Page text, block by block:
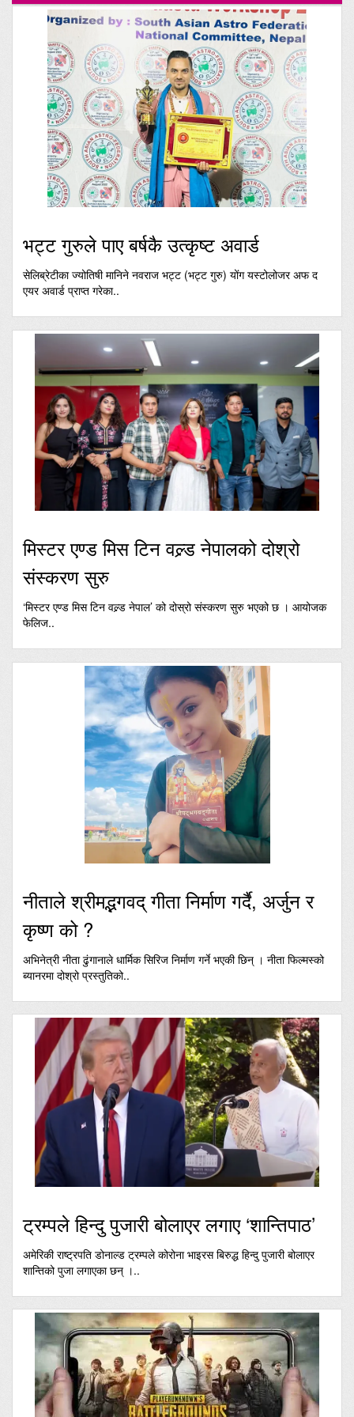
भट्ट गुरुले पाए बर्षकै उत्कृष्ट अवार्ड
सेलिब्रेटीका ज्योतिषी मानिने नवराज भट्ट (भट्ट गुरु) योंग यस्टोलोजर अफ द
एयर अवार्ड प्राप्त गरेका..
मिस्टर एण्ड मिस टिन वल्र्ड नेपालको दोश्रो
संस्करण सुरु
‘मिस्टर एण्ड मिस टिन वल्र्ड नेपाल’ को दोस्रो संस्करण सुरु भएको छ । आयोजक
फेलिज..
नीताले श्रीमद्भगवद् गीता निर्माण गर्दै, अर्जुन र
कृष्ण को ?
अभिनेत्री नीता ढुंगानाले धार्मिक सिरिज निर्माण गर्ने भएकी छिन् । नीता फिल्मस्को
ब्यानरमा दोश्रो प्रस्तुतिको..
ट्रम्पले हिन्दु पुजारी बोलाएर लगाए ‘शान्तिपाठ’
अमेरिकी राष्ट्रपति डोनाल्ड ट्रम्पले कोरोना भाइरस बिरुद्ध हिन्दु पुजारी बोलाएर
शान्तिको पुजा लगाएका छन् ।..